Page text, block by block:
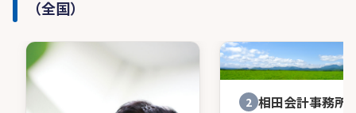
（全国）
2 相田会計事務所